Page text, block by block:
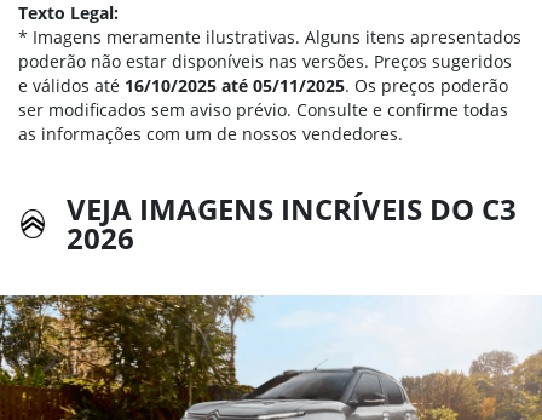
Texto Legal:
* Imagens meramente ilustrativas. Alguns itens apresentados
poderão não estar disponíveis nas versões. Preços sugeridos
e válidos até 16/10/2025 até 05/11/2025. Os preços poderão
ser modificados sem aviso prévio. Consulte e confirme todas
as informações com um de nossos vendedores.
VEJA IMAGENS INCRÍVEIS DO C3
2026